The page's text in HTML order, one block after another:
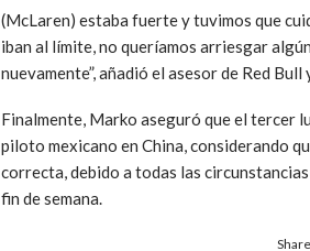
(McLaren) estaba fuerte y tuvimos que
iban al límite, no queríamos arriesgar
nuevamente”, añadió el asesor de Red
Finalmente, Marko aseguró que el tercer
piloto mexicano en China, considerando
correcta, debido a todas las
fin de semana.